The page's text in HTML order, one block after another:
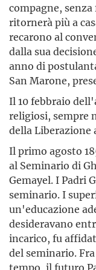
compagne,
ritornerà più a
recarono al
dalla sua
anno di
San Marone,
Il 10 febbraio
religiosi, sempre
della Liberazione
Il primo agosto
al Seminario di
Gemayel. I Padri
seminario. I
un'educazione
desideravano
incarico, fu
del seminario.
tempo, il futuro